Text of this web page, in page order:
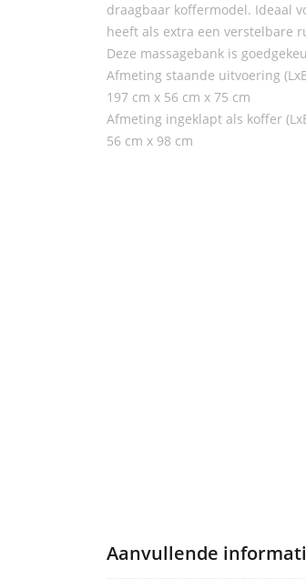
draagbaar koffermodel. Ideaal
heeft als extra een verstelbare
Deze massagebank is
Afmeting staande uitvoering
197 cm x 56 cm x 75 cm
Afmeting ingeklapt als koffer
56 cm x 98 cm
Aanvullende